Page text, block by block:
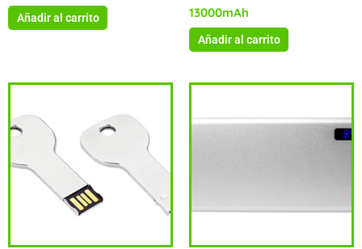
Añadir al carrito
13000mAh
Añadir al carrito